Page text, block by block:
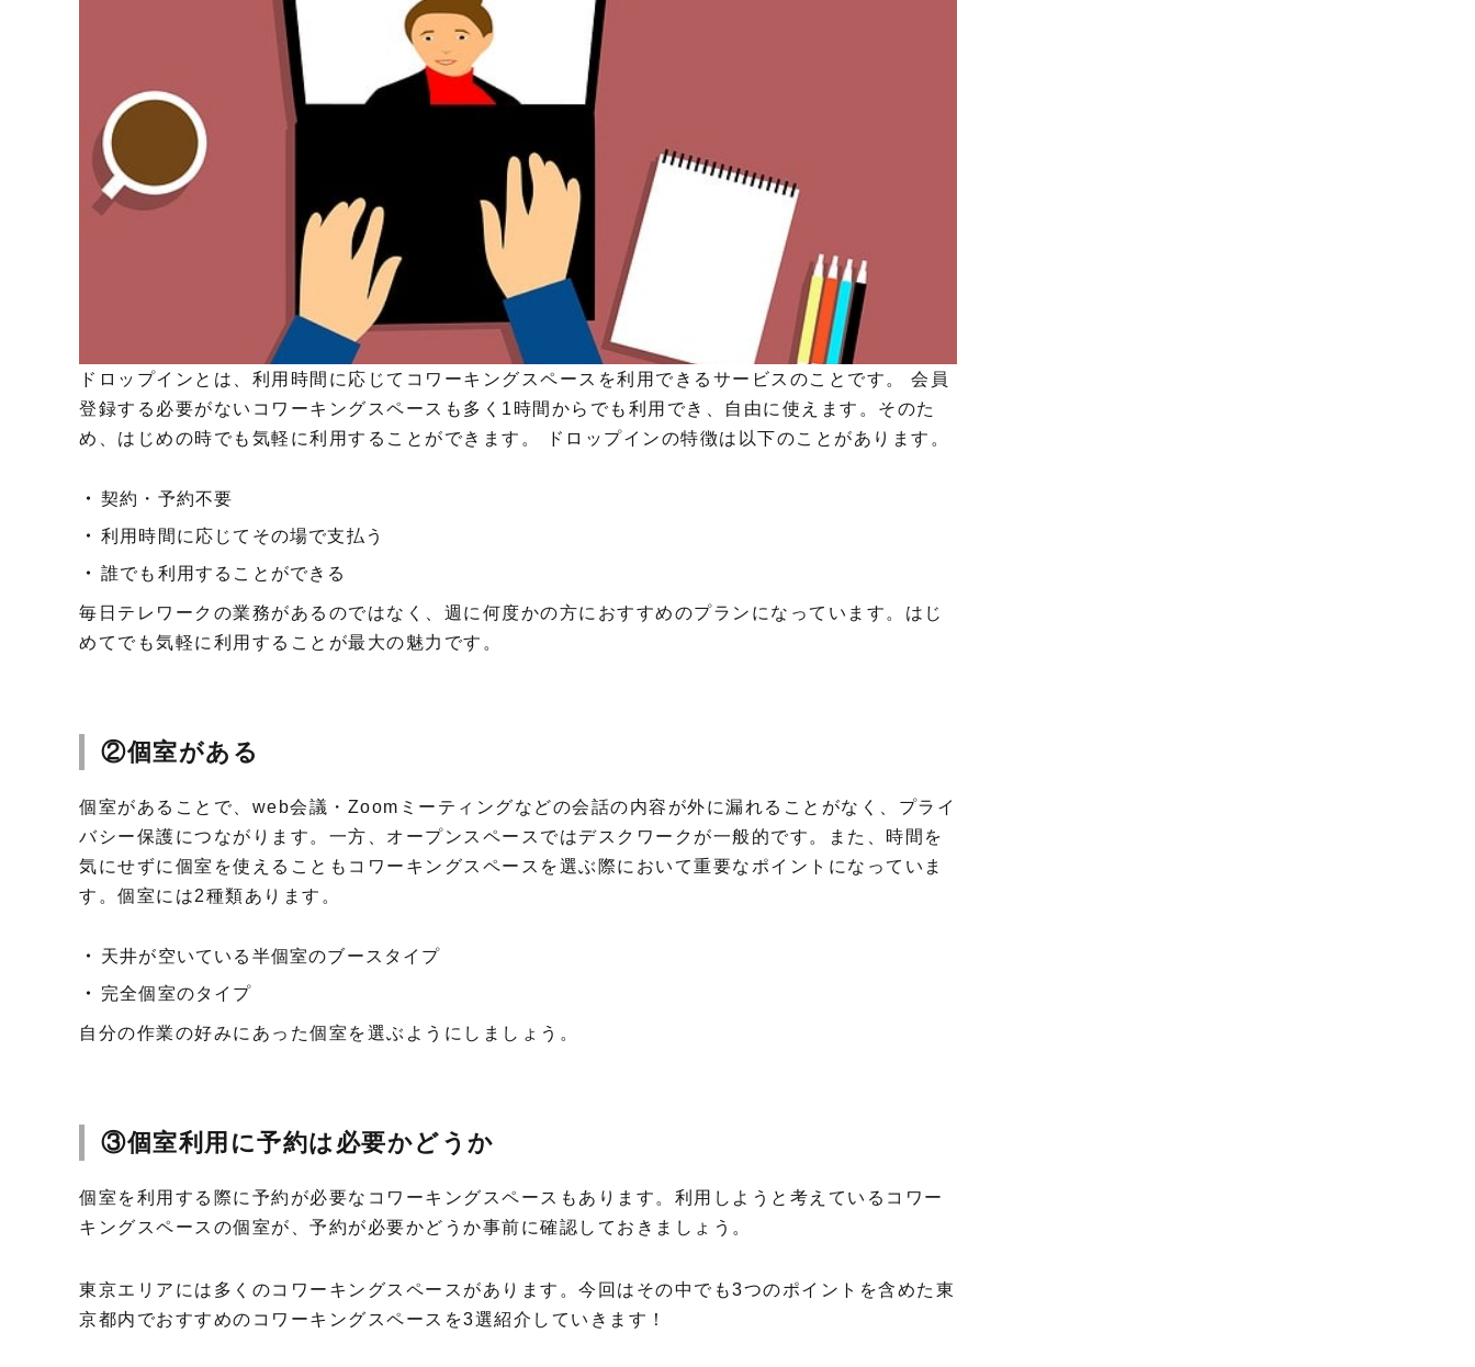
ドロップインとは、利用時間に応じてコワーキングスペースを利用できるサービスのことです。 会員
登録する必要がないコワーキングスペースも多く1時間からでも利用でき、自由に使えます。そのた
め、はじめの時でも気軽に利用することができます。 ドロップインの特徴は以下のことがあります。
契約・予約不要
利用時間に応じてその場で支払う
誰でも利用することができる
毎日テレワークの業務があるのではなく、週に何度かの方におすすめのプランになっています。はじ
めてでも気軽に利用することが最大の魅力です。
②個室がある
個室があることで、web会議・Zoomミーティングなどの会話の内容が外に漏れることがなく、プライ
バシー保護につながります。一方、オープンスペースではデスクワークが一般的です。また、時間を
気にせずに個室を使えることもコワーキングスペースを選ぶ際において重要なポイントになっていま
す。個室には2種類あります。
天井が空いている半個室のブースタイプ
完全個室のタイプ
自分の作業の好みにあった個室を選ぶようにしましょう。
③個室利用に予約は必要かどうか
個室を利用する際に予約が必要なコワーキングスペースもあります。利用しようと考えているコワー
キングスペースの個室が、予約が必要かどうか事前に確認しておきましょう。
東京エリアには多くのコワーキングスペースがあります。今回はその中でも3つのポイントを含めた東
京都内でおすすめのコワーキングスペースを3選紹介していきます！